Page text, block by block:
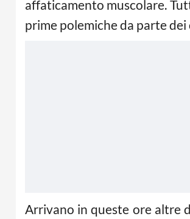
affaticamento muscolare.
prime polemiche da parte
Arrivano in queste ore altre